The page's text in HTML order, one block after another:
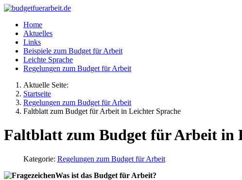
Home
Aktuelles
Links
Beispiele zum Budget für Arbeit
Leichte Sprache
Regelungen zum Budget für Arbeit
Aktuelle Seite:
Startseite
Regelungen zum Budget für Arbeit
Faltblatt zum Budget für Arbeit in Leichter Sprache
Faltblatt zum Budget für Arbeit in
Kategorie: Regelungen zum Budget für Arbeit
Was ist das Budget für Arbeit?